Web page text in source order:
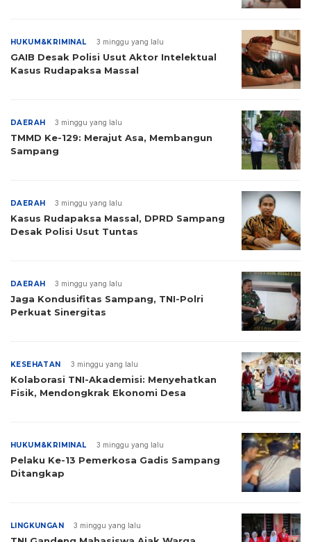
HUKUM&KRIMINAL 3 minggu yang lalu
GAIB Desak Polisi Usut Aktor Intelektual
Kasus Rudapaksa Massal
DAERAH 3 minggu yang lalu
TMMD Ke-129: Merajut Asa, Membangun
Sampang
DAERAH 3 minggu yang lalu
Kasus Rudapaksa Massal, DPRD Sampang
Desak Polisi Usut Tuntas
DAERAH 3 minggu yang lalu
Jaga Kondusifitas Sampang, TNI-Polri
Perkuat Sinergitas
KESEHATAN 3 minggu yang lalu
Kolaborasi TNI-Akademisi: Menyehatkan
Fisik, Mendongkrak Ekonomi Desa
HUKUM&KRIMINAL 3 minggu yang lalu
Pelaku Ke-13 Pemerkosa Gadis Sampang
Ditangkap
LINGKUNGAN 3 minggu yang lalu